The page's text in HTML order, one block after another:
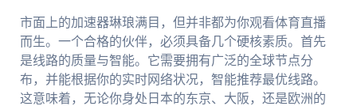
市面上的加速器琳琅满目，但并非都为你观看体育直播
而生。一个合格的伙伴，必须具备几个硬核素质。首先
是线路的质量与智能。它需要拥有广泛的全球节点分
布，并能根据你的实时网络状况，智能推荐最优线路。
这意味着，无论你身处日本的东京、大阪，还是欧洲的